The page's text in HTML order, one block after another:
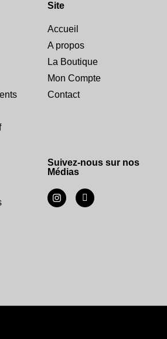
Site
Accueil
A propos
La Boutique
Mon Compte
Contact
Suivez-nous sur nos
Médias